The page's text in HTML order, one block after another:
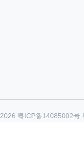
2026 粤ICP备14085002号